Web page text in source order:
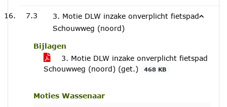
7.3
3. Motie DLW inzake onverplicht fietspad
Schouwweg (noord)
Bijlagen
3. Motie DLW inzake onverplicht fietspad
Schouwweg (noord) (get.)
468 KB
Moties Wassenaar